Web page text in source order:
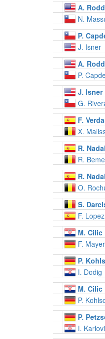
A.
N.
P.
J. Isner
A.
P.
J. Isner
G.
F.
X.
R. Nadal
R.
R. Nadal
O.
S.
F. Lopez
M. Cilic
F. Mayer
P.
I. Dodig
M. Cilic
P.
P.
I.